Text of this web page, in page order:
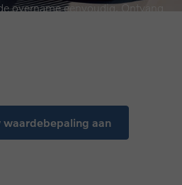
overname eenvoudig. Ontvang
waardebepaling aan